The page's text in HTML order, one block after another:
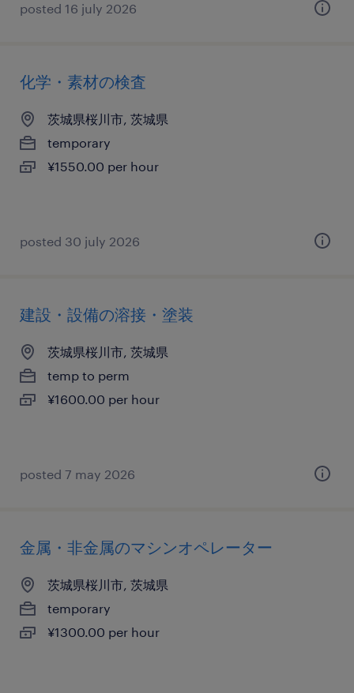
posted 16 july 2026
化学・素材の検査
茨城県桜川市, 茨城県
temporary
¥1550.00 per hour
posted 30 july 2026
建設・設備の溶接・塗装
茨城県桜川市, 茨城県
temp to perm
¥1600.00 per hour
posted 7 may 2026
金属・非金属のマシンオペレーター
茨城県桜川市, 茨城県
temporary
¥1300.00 per hour